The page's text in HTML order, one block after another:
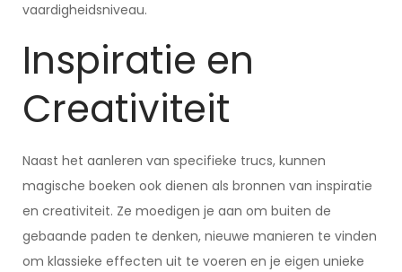
vaardigheidsniveau.
Inspiratie en
Creativiteit
Naast het aanleren van specifieke trucs, kunnen
magische boeken ook dienen als bronnen van inspiratie
en creativiteit. Ze moedigen je aan om buiten de
gebaande paden te denken, nieuwe manieren te vinden
om klassieke effecten uit te voeren en je eigen unieke